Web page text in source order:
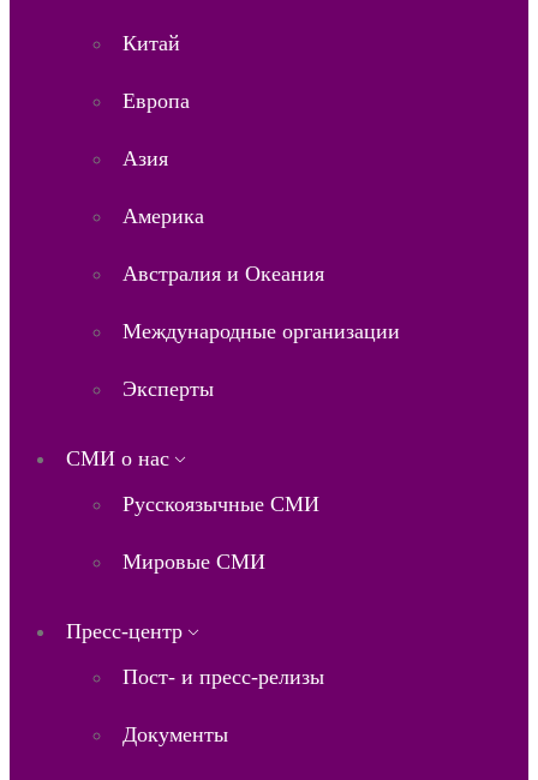
Китай
Европа
Азия
Америка
Австралия и Океания
Международные организации
Эксперты
СМИ о нас
Русскоязычные СМИ
Мировые СМИ
Пресс-центр
Пост- и пресс-релизы
Документы